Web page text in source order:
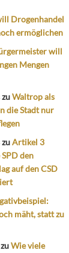
Drogenhandel
ermöglichen
will
Mengen
zuWaltrop als
die Stadt nur
zuArtikel 3
den
auf den CSD
mäht, statt zu
zuWie viele